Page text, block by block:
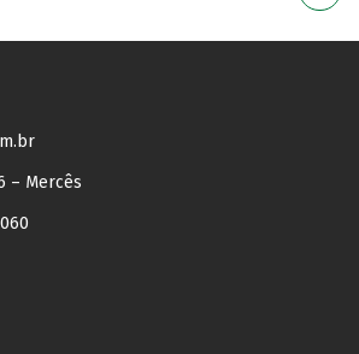
– Mercês